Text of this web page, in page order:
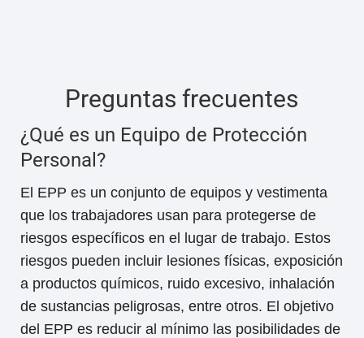
Preguntas frecuentes
¿Qué es un Equipo de Protección
Personal?
El EPP es un conjunto de equipos y vestimenta
que los trabajadores usan para protegerse de
riesgos específicos en el lugar de trabajo. Estos
riesgos pueden incluir lesiones físicas, exposición
a productos químicos, ruido excesivo, inhalación
de sustancias peligrosas, entre otros. El objetivo
del EPP es reducir al mínimo las posibilidades de